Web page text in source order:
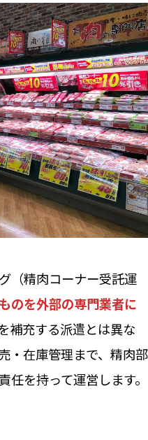
（精肉コーナー受託運
のを外部の専門業者に
補充する派遣とは異な
・在庫管理まで、精肉部
を持って運営します。